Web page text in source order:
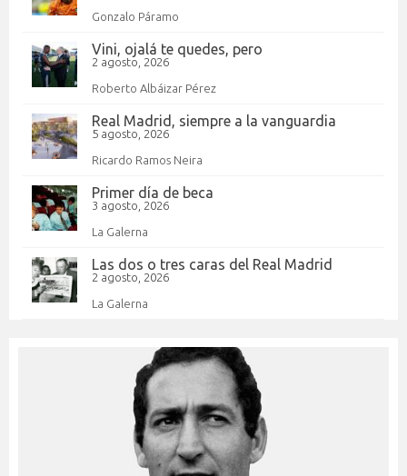
Gonzalo Páramo
Vini, ojalá te quedes, pero
2 agosto, 2026
Roberto Albáizar Pérez
Real Madrid, siempre a la vanguardia
5 agosto, 2026
Ricardo Ramos Neira
Primer día de beca
3 agosto, 2026
La Galerna
Las dos o tres caras del Real Madrid
2 agosto, 2026
La Galerna